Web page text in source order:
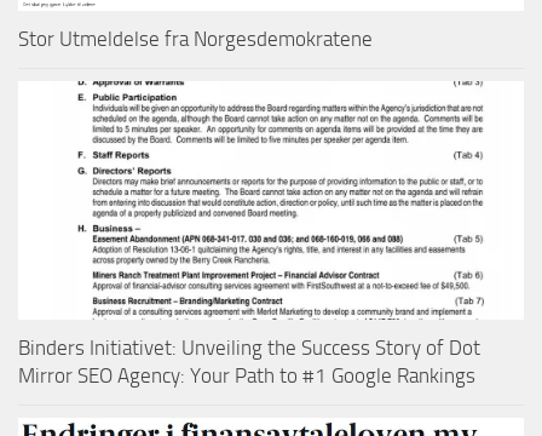
Stor Utmeldelse fra Norgesdemokratene
Binders Initiativet: Unveiling the Success Story of Dot
Mirror SEO Agency: Your Path to #1 Google Rankings